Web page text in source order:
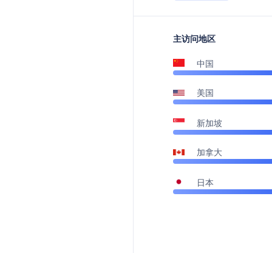
主访问地区
中国
美国
新加坡
加拿大
日本